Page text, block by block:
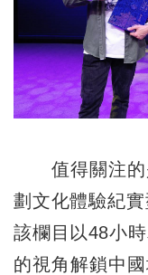
值得關注的
劃文化體驗紀實
該欄目以48小
的視角解鎖中